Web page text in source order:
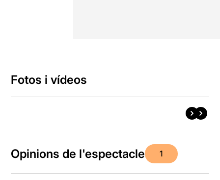
Fotos i vídeos
Opinions de l'espectacle 1